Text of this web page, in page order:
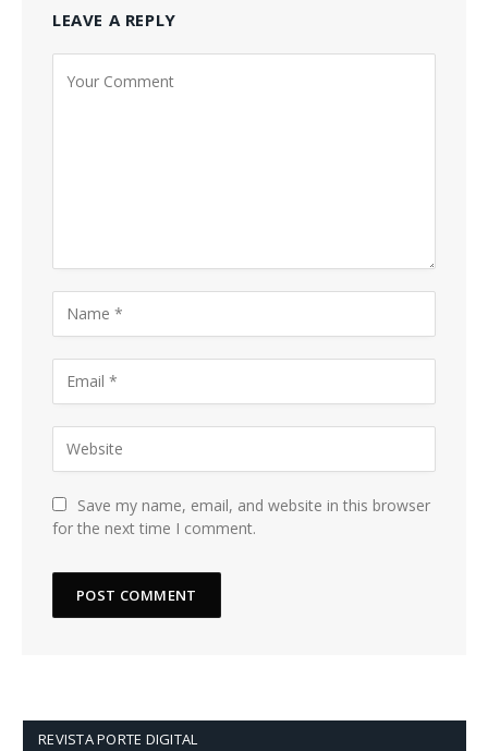
LEAVE A REPLY
Save my name, email, and website in this browser
for the next time I comment.
REVISTA PORTE DIGITAL